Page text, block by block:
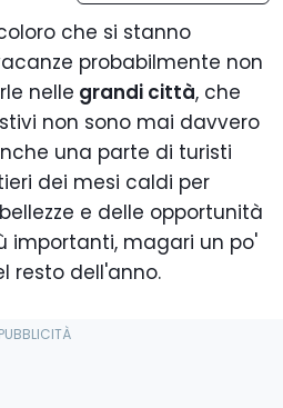
che si stanno
probabilmente non
nelle grandi città, che
non sono mai davvero
una parte di turisti
dei mesi caldi per
e delle opportunità
importanti, magari un po'
resto dell'anno.